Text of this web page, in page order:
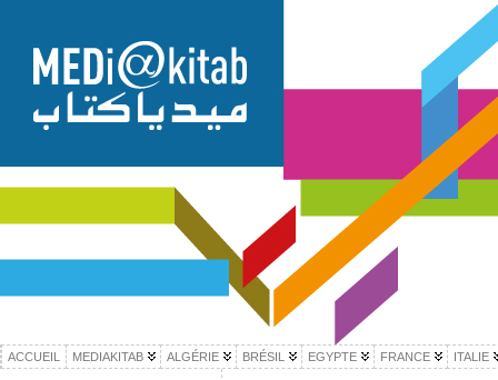
ACCUEIL MEDIAKITAB ALGÉRIE BRÉSIL EGYPTE FRANCE ITALIE